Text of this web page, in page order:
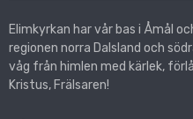
Elimkyrkan har vår bas i Åmål
regionen norra Dalsland och
våg från himlen med kärlek,
Kristus, Frälsaren!